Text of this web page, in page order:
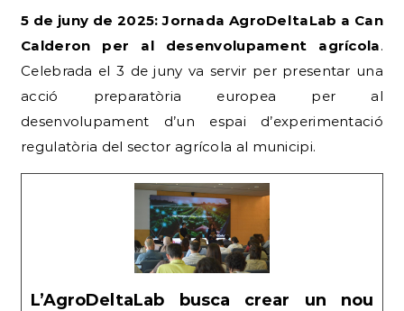
5 de juny de 2025: Jornada AgroDeltaLab a Can
Calderon per al desenvolupament agrícola.
Celebrada el 3 de juny va servir per presentar una
acció preparatòria europea per al
desenvolupament d’un espai d’experimentació
regulatòria del sector agrícola al municipi.
L’AgroDeltaLab busca crear un nou